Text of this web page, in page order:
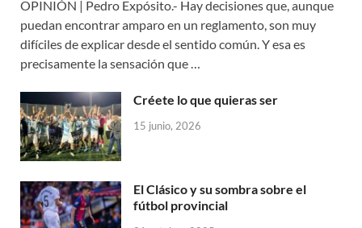
OPINIÓN | Pedro Expósito.- Hay decisiones que, aunque
puedan encontrar amparo en un reglamento, son muy
difíciles de explicar desde el sentido común. Y esa es
precisamente la sensación que …
Créete lo que quieras ser
15 junio, 2026
El Clásico y su sombra sobre el
fútbol provincial